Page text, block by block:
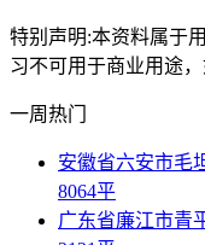
特别声明:本资料属于
习不可用于商业用途
一周热门
安徽省六安市毛
8064平
广东省廉江市青